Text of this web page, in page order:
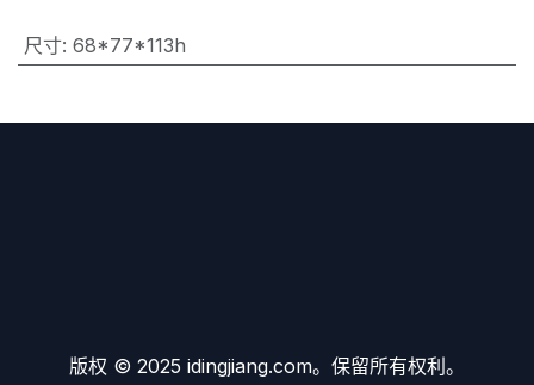
尺寸: 68*77*113h
版权 © 2025 idingjiang.com。保留所有权利。